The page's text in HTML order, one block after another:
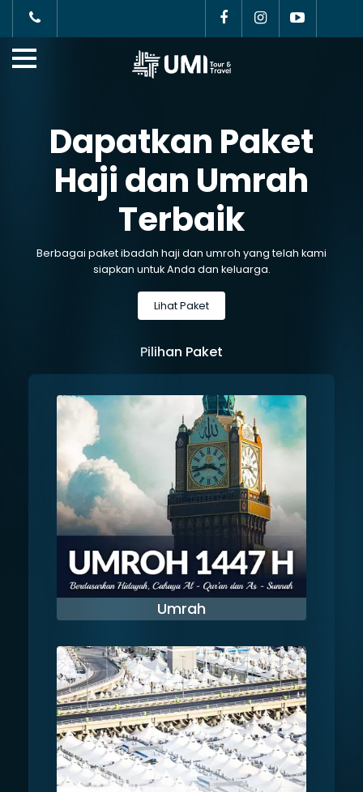
Dapatkan Paket
Hajidan Umrah
Terbaik
Berbagai paket ibadah haji dan umroh yang telah kami
siapkan untuk Anda dan keluarga.
Lihat Paket
Pilihan Paket
Umrah